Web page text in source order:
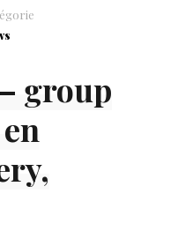
group